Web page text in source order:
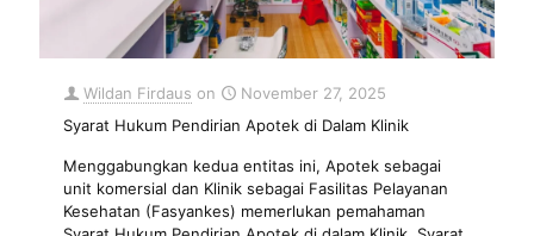
Wildan Firdaus on
November 27, 2025
Syarat Hukum Pendirian Apotek di Dalam Klinik
Menggabungkan kedua entitas ini, Apotek sebagai
unit komersial dan Klinik sebagai Fasilitas Pelayanan
Kesehatan (Fasyankes) memerlukan pemahaman